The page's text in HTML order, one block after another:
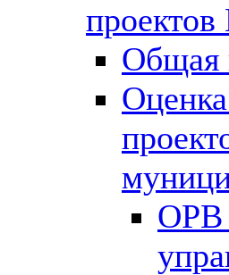
Общая
ОРВ